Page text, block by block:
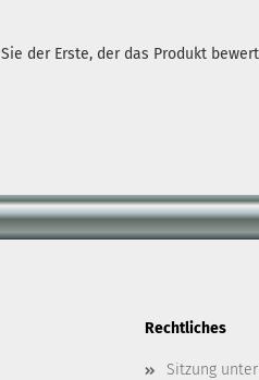
der Erste, der das Produkt
Rechtliches
Sitzung